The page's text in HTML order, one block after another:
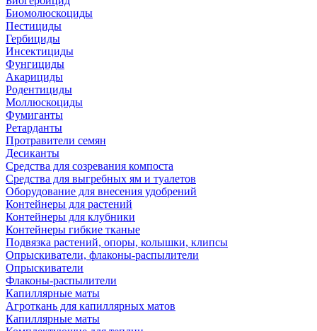
Биомолюскоциды
Пестициды
Гербициды
Инсектициды
Фунгициды
Акарициды
Родентициды
Моллюскоциды
Фумиганты
Ретарданты
Протравители семян
Десиканты
Средства для созревания компоста
Средства для выгребных ям и туалетов
Оборудование для внесения удобрений
Контейнеры для растений
Контейнеры для клубники
Контейнеры гибкие тканые
Подвязка растений, опоры, колышки, клипсы
Опрыскиватели, флаконы-распылители
Опрыскиватели
Флаконы-распылители
Капиллярные маты
Агроткань для капиллярных матов
Капиллярные маты